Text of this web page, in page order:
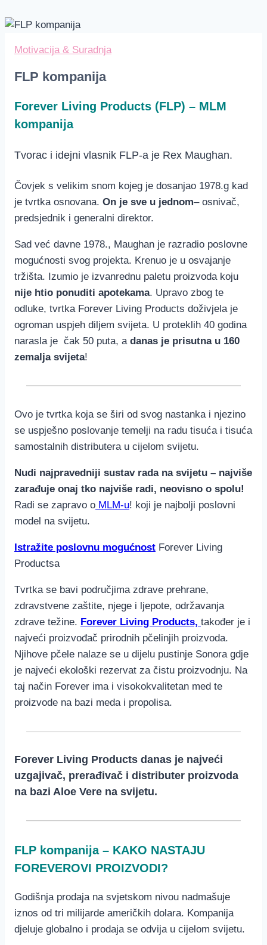
Motivacija & Suradnja
FLP kompanija
Forever Living Products (FLP) – MLM
kompanija
Tvorac i idejni vlasnik FLP-a je Rex Maughan.
Čovjek s velikim snom kojeg je dosanjao 1978.g kad
je tvrtka osnovana. On je sve u jednom– osnivač,
predsjednik i generalni direktor.
Sad već davne 1978., Maughan je razradio poslovne
mogućnosti svog projekta. Krenuo je u osvajanje
tržišta. Izumio je izvanrednu paletu proizvoda koju
nije htio ponuditi apotekama. Upravo zbog te
odluke, tvrtka Forever Living Products doživjela je
ogroman uspjeh diljem svijeta. U proteklih 40 godina
narasla je čak 50 puta, a danas je prisutna u 160
zemalja svijeta!
Ovo je tvrtka koja se širi od svog nastanka i njezino
se uspješno poslovanje temelji na radu tisuća i tisuća
samostalnih distributera u cijelom svijetu.
Nudi najpravedniji sustav rada na svijetu – najviše
zarađuje onaj tko najviše radi, neovisno o spolu!
Radi se zapravo o MLM-u! koji je najbolji poslovni
model na svijetu.
Istražite poslovnu mogućnost Forever Living
Productsa
Tvrtka se bavi područjima zdrave prehrane,
zdravstvene zaštite, njege i ljepote, održavanja
zdrave težine. Forever Living Products, također je i
najveći proizvođač prirodnih pčelinjih proizvoda.
Njihove pčele nalaze se u dijelu pustinje Sonora gdje
je najveći ekološki rezervat za čistu proizvodnju. Na
taj način Forever ima i visokokvalitetan med te
proizvode na bazi meda i propolisa.
Forever Living Products danas je najveći
uzgajivač, prerađivač i distributer proizvoda
na bazi Aloe Vere na svijetu.
FLP kompanija – KAKO NASTAJU
FOREVEROVI PROIZVODI?
Godišnja prodaja na svjetskom nivou nadmašuje
iznos od tri milijarde američkih dolara. Kompanija
djeluje globalno i prodaja se odvija u cijelom svijetu.